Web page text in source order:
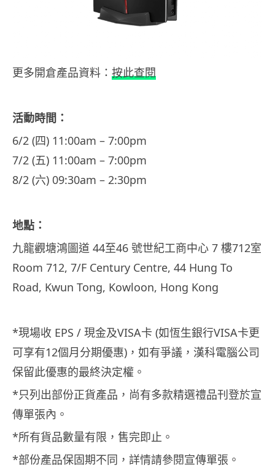
更多開倉產品資料： 按此查閱
活動時間：
6/2 (四) 11:00am – 7:00pm
7/2 (五) 11:00am – 7:00pm
8/2 (六) 09:30am – 2:30pm
地點：
九龍觀塘鴻圖道 44至46 號世紀工商中心 7 樓712室
Room 712, 7/F Century Centre, 44 Hung To
Road, Kwun Tong, Kowloon, Hong Kong
*現場收 EPS / 現金及VISA卡 (如恆生銀行VISA卡更
可享有12個月分期優惠)，如有爭議，漢科電腦公司
保留此優惠的最終決定權。
*只列出部份正貨產品，尚有多款精選禮品刊登於宣
傳單張內。
*所有貨品數量有限，售完即止。
*部份產品保固期不同，詳情請參閱宣傳單張。